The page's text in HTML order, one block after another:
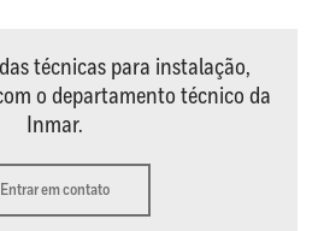
técnicas para instalação,
o departamento técnico da
Inmar.
Entrar em contato